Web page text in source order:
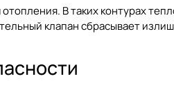
В таких контурах
клапан сбрасывает